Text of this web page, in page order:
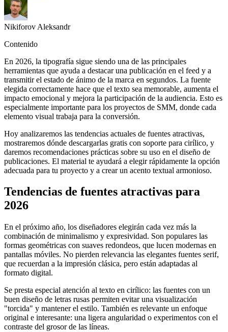
Nikiforov Aleksandr
Contenido
En 2026, la tipografía sigue siendo una de las principales
herramientas que ayuda a destacar una publicación en el feed y a
transmitir el estado de ánimo de la marca en segundos. La fuente
elegida correctamente hace que el texto sea memorable, aumenta el
impacto emocional y mejora la participación de la audiencia. Esto es
especialmente importante para los proyectos de SMM, donde cada
elemento visual trabaja para la conversión.
Hoy analizaremos las tendencias actuales de fuentes atractivas,
mostraremos dónde descargarlas gratis con soporte para cirílico, y
daremos recomendaciones prácticas sobre su uso en el diseño de
publicaciones. El material te ayudará a elegir rápidamente la opción
adecuada para tu proyecto y a crear un acento textual armonioso.
Tendencias de fuentes atractivas para
2026
En el próximo año, los diseñadores elegirán cada vez más la
combinación de minimalismo y expresividad. Son populares las
formas geométricas con suaves redondeos, que lucen modernas en
pantallas móviles. No pierden relevancia las elegantes fuentes serif,
que recuerdan a la impresión clásica, pero están adaptadas al
formato digital.
Se presta especial atención al texto en cirílico: las fuentes con un
buen diseño de letras rusas permiten evitar una visualización
"torcida" y mantener el estilo. También es relevante un enfoque
original e interesante: una ligera angularidad o experimentos con el
contraste del grosor de las líneas.